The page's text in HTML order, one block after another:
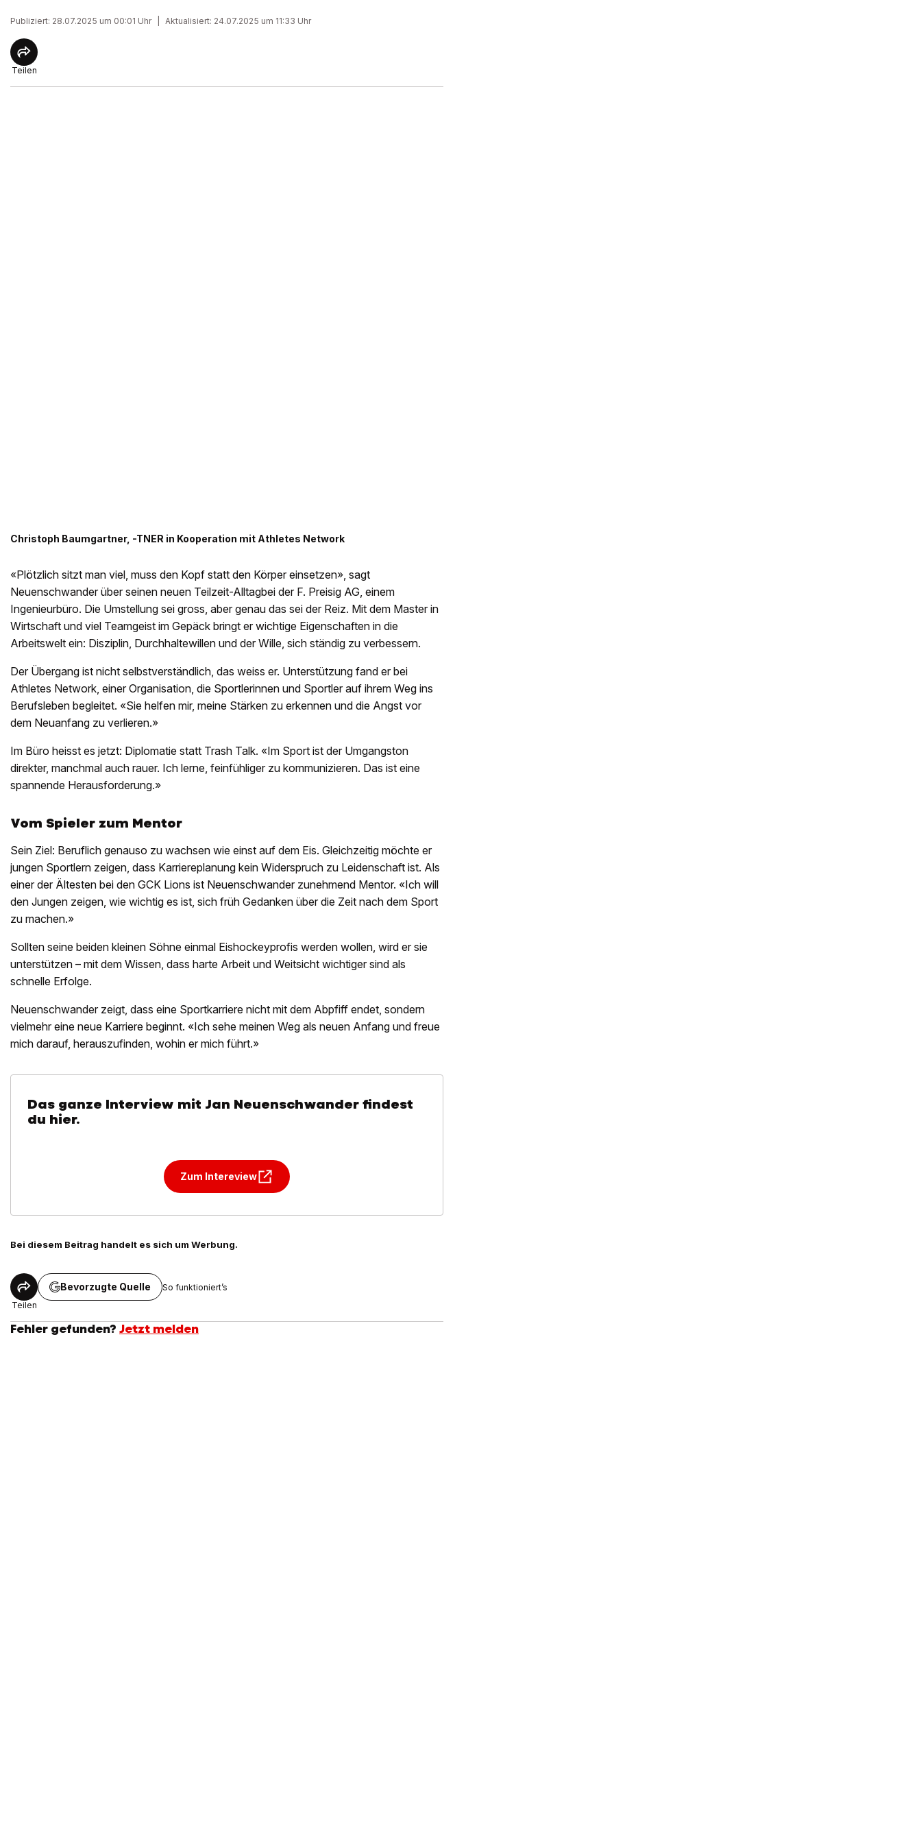
Publiziert: 28.07.2025 um 00:01 Uhr Aktualisiert: 24.07.2025 um 11:33 Uhr
Teilen
Christoph Baumgartner, -TNER in Kooperation mit Athletes Network
«Plötzlich sitzt man viel, muss den Kopf statt den Körper einsetzen», sagt
Neuenschwander über seinen neuen Teilzeit-Alltagbei der F. Preisig AG, einem
Ingenieurbüro. Die Umstellung sei gross, aber genau das sei der Reiz. Mit dem Master in
Wirtschaft und viel Teamgeist im Gepäck bringt er wichtige Eigenschaften in die
Arbeitswelt ein: Disziplin, Durchhaltewillen und der Wille, sich ständig zu verbessern.
Der Übergang ist nicht selbstverständlich, das weiss er. Unterstützung fand er bei
Athletes Network, einer Organisation, die Sportlerinnen und Sportler auf ihrem Weg ins
Berufsleben begleitet. «Sie helfen mir, meine Stärken zu erkennen und die Angst vor
dem Neuanfang zu verlieren.»
Im Büro heisst es jetzt: Diplomatie statt Trash Talk. «Im Sport ist der Umgangston
direkter, manchmal auch rauer. Ich lerne, feinfühliger zu kommunizieren. Das ist eine
spannende Herausforderung.»
Vom Spieler zum Mentor
Sein Ziel: Beruflich genauso zu wachsen wie einst auf dem Eis. Gleichzeitig möchte er
jungen Sportlern zeigen, dass Karriereplanung kein Widerspruch zu Leidenschaft ist. Als
einer der Ältesten bei den GCK Lions ist Neuenschwander zunehmend Mentor. «Ich will
den Jungen zeigen, wie wichtig es ist, sich früh Gedanken über die Zeit nach dem Sport
zu machen.»
Sollten seine beiden kleinen Söhne einmal Eishockeyprofis werden wollen, wird er sie
unterstützen – mit dem Wissen, dass harte Arbeit und Weitsicht wichtiger sind als
schnelle Erfolge.
Neuenschwander zeigt, dass eine Sportkarriere nicht mit dem Abpfiff endet, sondern
vielmehr eine neue Karriere beginnt. «Ich sehe meinen Weg als neuen Anfang und freue
mich darauf, herauszufinden, wohin er mich führt.»
Das ganze Interview mit Jan Neuenschwander findest
du hier.
Zum Intereview
Bei diesem Beitrag handelt es sich um Werbung.
Teilen
Bevorzugte Quelle So funktioniert’s
Fehler gefunden? Jetzt melden